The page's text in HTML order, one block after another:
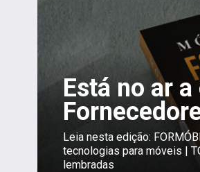
Está no ar
Leia nesta edição:
tecnologias para móveis |
lembradas